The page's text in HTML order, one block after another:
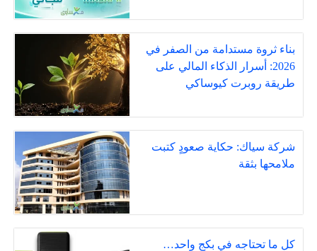
بناء ثروة مستدامة من الصفر في
2026: أسرار الذكاء المالي على
طريقة روبرت كيوساكي
شركة سياك: حكاية صعودٍ كتبت
ملامحها بثقة
كل ما تحتاجه في بكج واحد…